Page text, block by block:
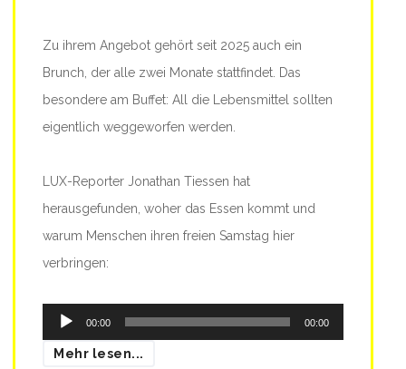
Zu ihrem Angebot gehört seit 2025 auch ein
Brunch, der alle zwei Monate stattfindet. Das
besondere am Buffet: All die Lebensmittel sollten
eigentlich weggeworfen werden.
LUX-Reporter Jonathan Tiessen hat
herausgefunden, woher das Essen kommt und
warum Menschen ihren freien Samstag hier
verbringen:
Audio-
Player
00:00 00:00
Mehr lesen...